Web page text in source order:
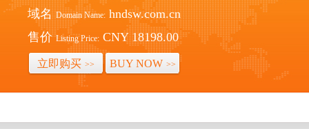
域名 Domain Name: hndsw.com.cn
售价 Listing Price: CNY 18198.00
立即购买 >> BUY NOW >>